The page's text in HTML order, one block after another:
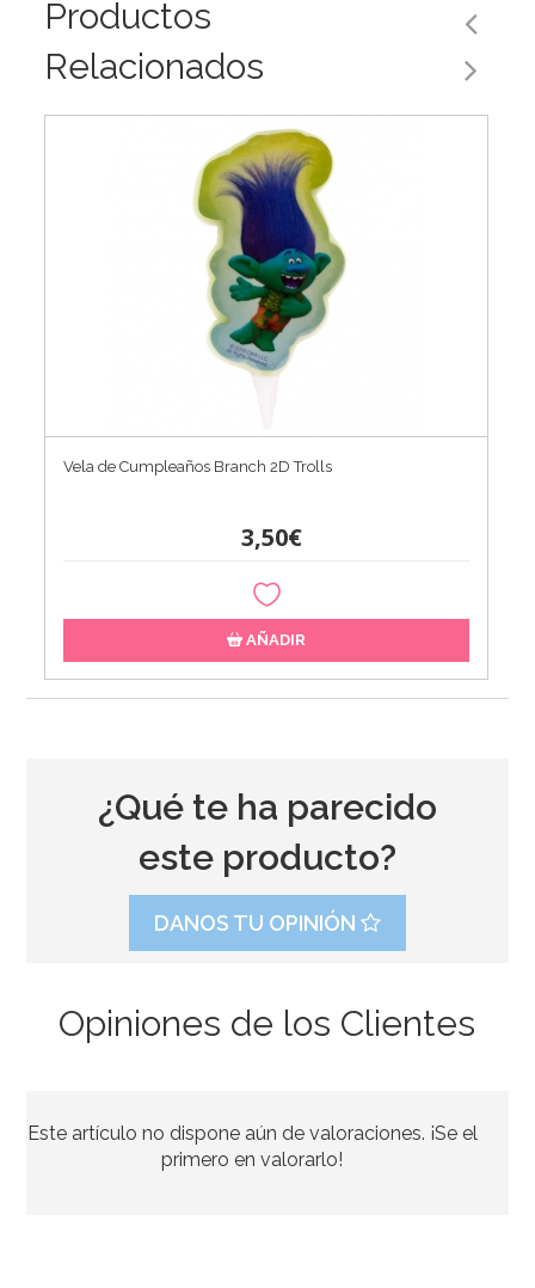
Productos
Relacionados
Vela de Cumpleaños Branch 2D Trolls
3,50€
AÑADIR
3,49€
¿Qué te ha parecido
este producto?
DANOS TU OPINIÓN
Opiniones de los Clientes
Este artículo no dispone aún de valoraciones. ¡Se el
primero en valorarlo!